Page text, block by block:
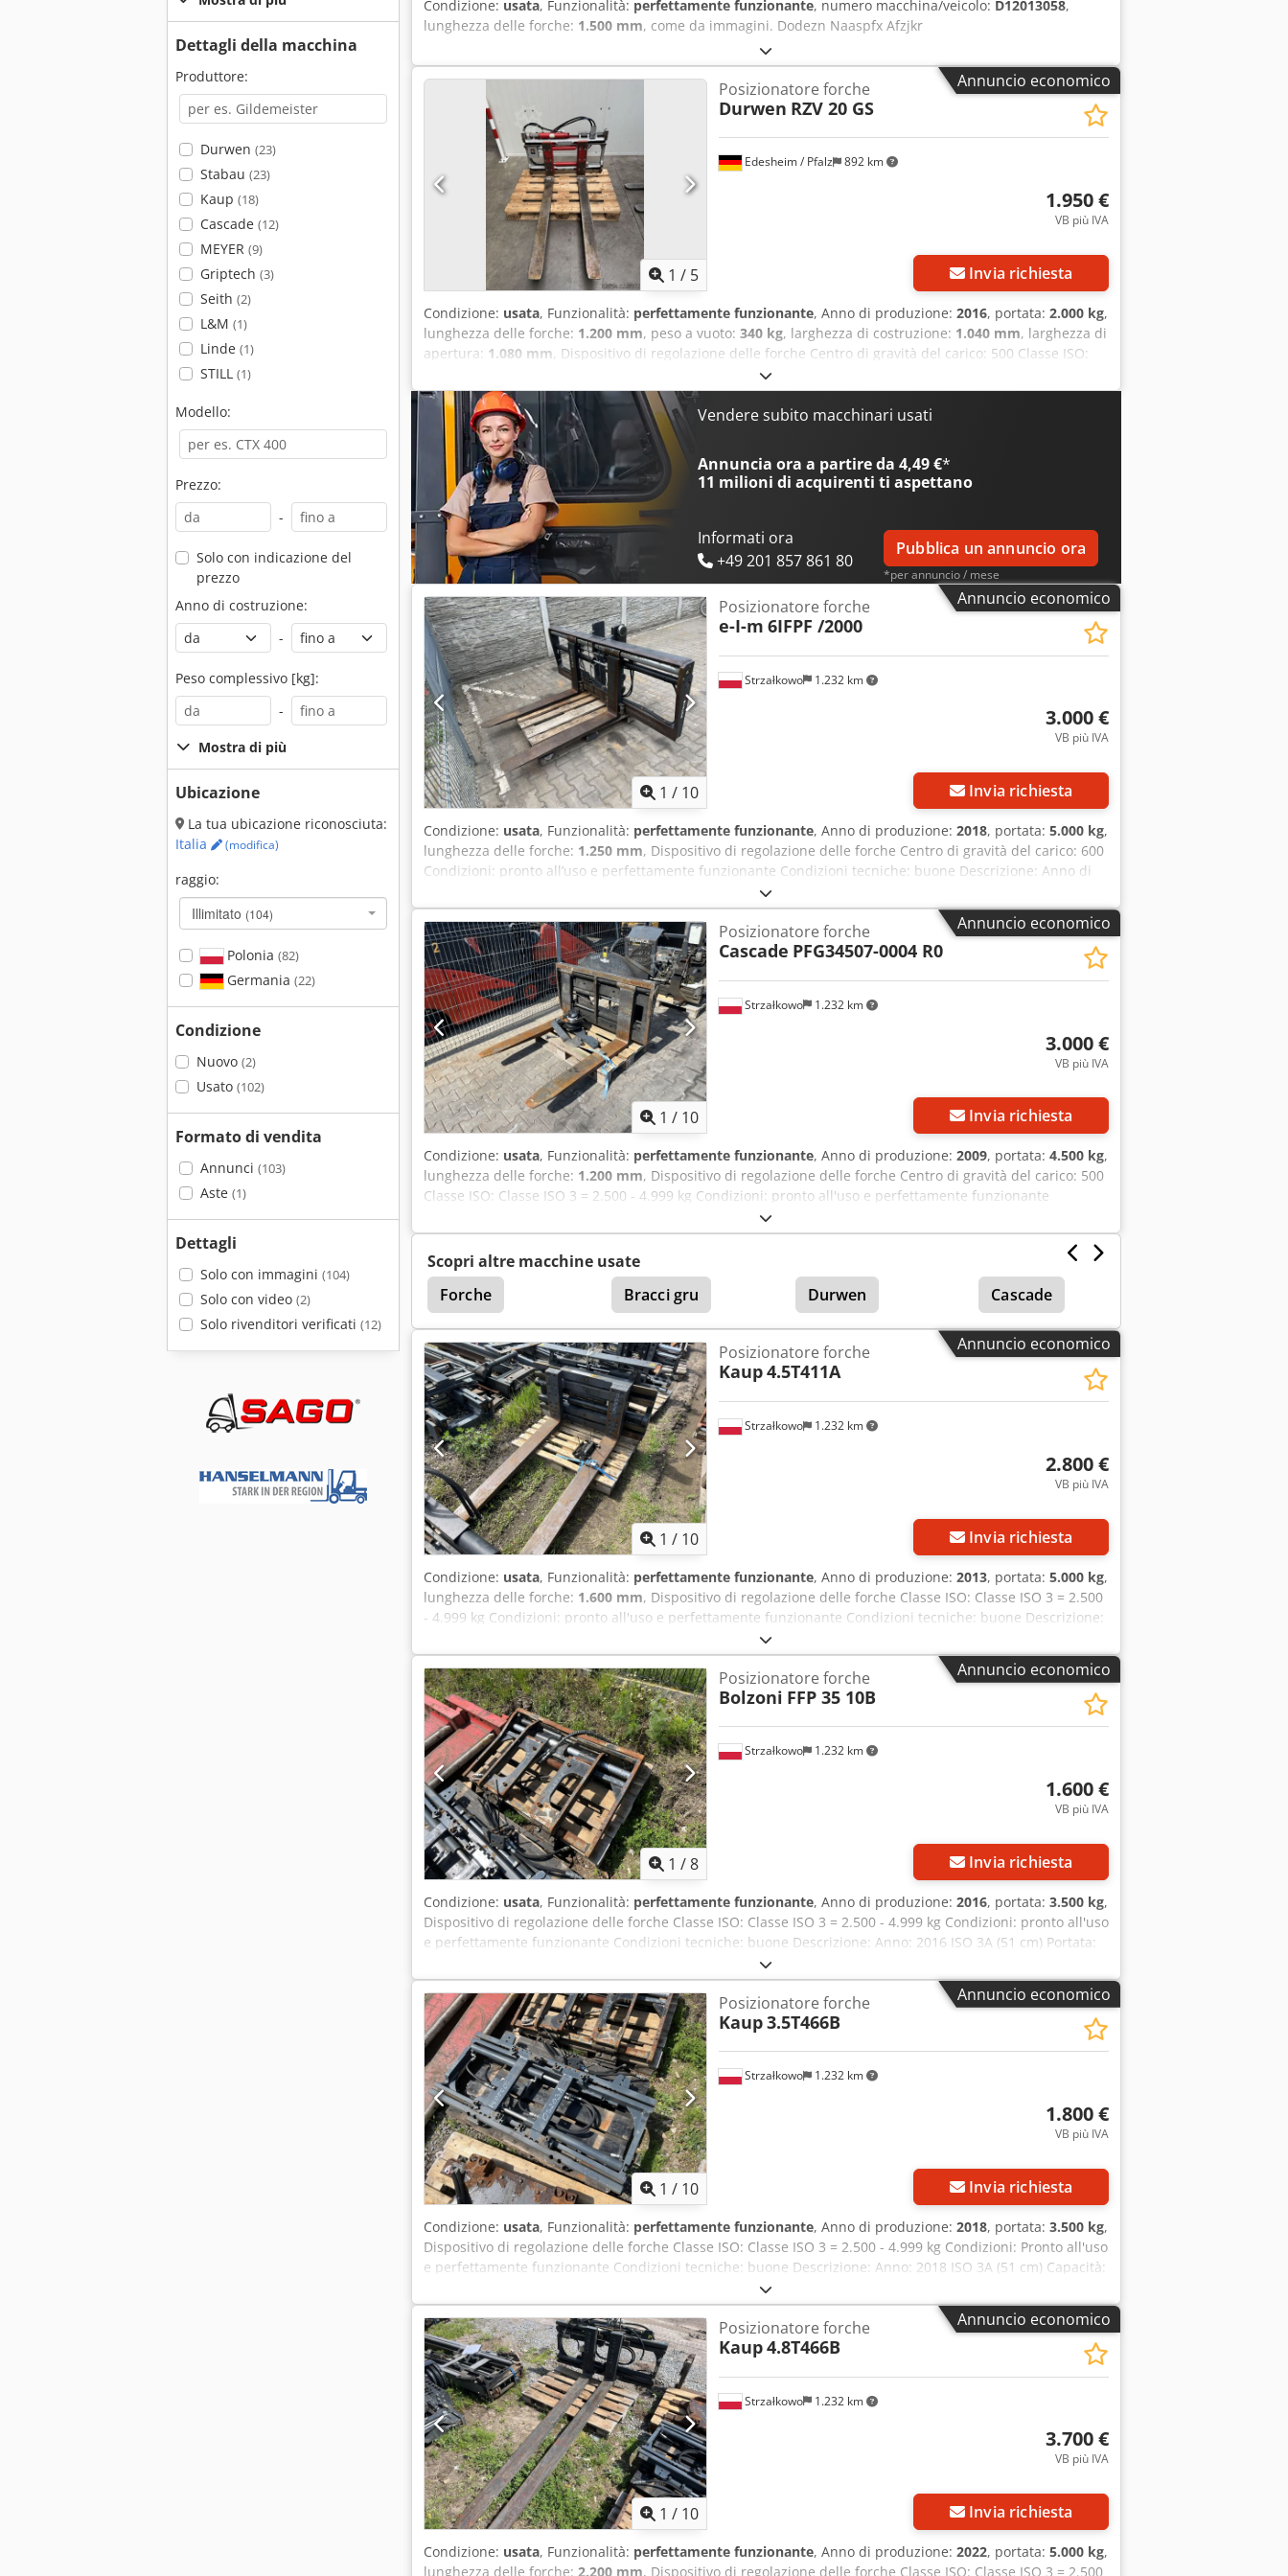
Dettagli della macchina
Produttore:
Durwen (23)
Stabau (23)
Kaup (18)
Cascade (12)
MEYER (9)
Griptech (3)
Seith (2)
L&M (1)
Linde (1)
STILL (1)
Modello:
Prezzo:
-
Solo con indicazione del
prezzo
Anno di costruzione:
-
Peso complessivo [kg]:
-
Mostra di più
Ubicazione
La tua ubicazione riconosciuta:
Italia
(modifica)
raggio:
Illimitato (104)
Polonia (82)
Germania (22)
Condizione
Nuovo (2)
Usato (102)
Formato di vendita
Annunci (103)
Aste (1)
Dettagli
Solo con immagini (104)
Solo con video (2)
Solo rivenditori verificati (12)
Condizione: usata, Funzionalità: perfettamente funzionante, numero macchina/veicolo: D12013058,
lunghezza delle forche: 1.500 mm, come da immagini. Dodezn Naaspfx Afzjkr
Annuncio economico
1 / 5
Edesheim / Pfalz 892 km
Posizionatore forche
Durwen RZV 20 GS
1.950 €
VB più IVA
Invia richiesta
Condizione: usata, Funzionalità: perfettamente funzionante, Anno di produzione: 2016, portata: 2.000 kg,
lunghezza delle forche: 1.200 mm, peso a vuoto: 340 kg, larghezza di costruzione: 1.040 mm, larghezza di
apertura: 1.080 mm, Dispositivo di regolazione delle forche Centro di gravità del carico: 500 Classe ISO:
Classe ISO 2 = 1.000 - 2.500 kg Condizioni: pronto all'uso e perfettamente funzionante Condizioni tecniche:
buone Dedpfszhp A Ujx Afzjkr Descrizione: per ulteriori informazioni, non esitate a contattarci. Oltre a
questo modello, abbiamo in magazzino circa 150 altri mezzi di movimentazione materiali. Consultate il
nostro sito web Fleischmann-Fördertechnik per maggiori informazioni. Saremo lieti di fornirvi un
preventivo per il leasing e il finanziamento, nonché per la consegna a condizioni vantaggiose. È possibile
anche la permuta di apparecchiature Linde, anche senza acquistarne uno da noi. Le ore di
funzionamento indicate sono state rilevate alla data di pubblicazione dell'annuncio. Salvo vendita
anticipata, modifiche ed errori. Lunghezza delle forche: 1200 mm
Vendere subito macchinari usati
Annuncia ora a partire da 4,49 €*
11 milioni di acquirenti ti aspettano
Informati ora
+49 201 857 861 80
Pubblica un annuncio ora
*per annuncio / mese
Annuncio economico
1 / 10
Strzałkowo 1.232 km
Posizionatore forche
e-I-m 6IFPF /2000
3.000 €
VB più IVA
Invia richiesta
Condizione: usata, Funzionalità: perfettamente funzionante, Anno di produzione: 2018, portata: 5.000 kg,
lunghezza delle forche: 1.250 mm, Dispositivo di regolazione delle forche Centro di gravità del carico: 600
Condizioni: pronto all’uso e perfettamente funzionante Condizioni tecniche: buone Descrizione: Anno di
fabbricazione: 2018 Capacità: 5000 kg Sistema di traslazione laterale Apertura: 115-1615 mm Dkjdpfxozl Iv
Uj Afzer Larghezza: 2000 mm Lunghezza forche: 1250 mm Codice identificativo: OS2079
Annuncio economico
1 / 10
Strzałkowo 1.232 km
Posizionatore forche
Cascade PFG34507-0004 R0
3.000 €
VB più IVA
Invia richiesta
Condizione: usata, Funzionalità: perfettamente funzionante, Anno di produzione: 2009, portata: 4.500 kg,
lunghezza delle forche: 1.200 mm, Dispositivo di regolazione delle forche Centro di gravità del carico: 500
Classe ISO: Classe ISO 3 = 2.500 - 4.999 kg Condizioni: pronto all'uso e perfettamente funzionante
Condizioni tecniche: buone Descrizione: anno 2009, ISO 3A (51 cm), capacità 4500 kg, rotatore a 360°,
apertura 300-1170 mm, larghezza 1280 mm, forche 1200 mm, ID OS2061. Djdpfx Afezl It Tozekr
Scopri altre macchine usate
Forche
Bracci gru Durwen Cascade
Annuncio economico
1 / 10
Strzałkowo 1.232 km
Posizionatore forche
Kaup4.5T411A
2.800 €
VB più IVA
Invia richiesta
Condizione: usata, Funzionalità: perfettamente funzionante, Anno di produzione: 2013, portata: 5.000 kg,
lunghezza delle forche: 1.600 mm, Dispositivo di regolazione delle forche Classe ISO: Classe ISO 3 = 2.500
- 4.999 kg Condizioni: pronto all'uso e perfettamente funzionante Condizioni tecniche: buone Descrizione:
Dksdpfx Ajzllw Asfzsr Anno: 2013 ISO 3A (51 cm) Portata: 5000 kg come pinza, 3500 kg Traslatore laterale
Apertura: 250-1650 mm Larghezza: 1330 mm Lunghezza forche: 1600 mm Codice identificativo: OS2040
Annuncio economico
1 /8
Strzałkowo 1.232 km
Posizionatore forche
Bolzoni FFP 35 10B
1.600 €
VB più IVA
Invia richiesta
Condizione: usata, Funzionalità: perfettamente funzionante, Anno di produzione: 2016, portata: 3.500 kg,
Dispositivo di regolazione delle forche Classe ISO: Classe ISO 3 = 2.500 - 4.999 kg Condizioni: pronto all'uso
e perfettamente funzionante Condizioni tecniche: buone Descrizione: Anno: 2016 ISO 3A (51 cm) Portata:
3500 kg Dedpfx Afszllwcezjkr Traslatore laterale Apertura: 365-960 mm Larghezza: 1100 mm Codice
identificativo: OS2032
Annuncio economico
1 / 10
Strzałkowo 1.232 km
Posizionatore forche
Kaup3.5T466B
1.800 €
VB più IVA
Invia richiesta
Condizione: usata, Funzionalità: perfettamente funzionante, Anno di produzione: 2018, portata: 3.500 kg,
Dispositivo di regolazione delle forche Classe ISO: Classe ISO 3 = 2.500 - 4.999 kg Condizioni: Pronto all'uso
e perfettamente funzionante Condizioni tecniche: buone Descrizione: Anno: 2018 ISO 3A (51 cm) Capacità:
3500 kg Traslatore laterale Apertura: 320-1320 mm Larghezza: 1350 mm Codice identificativo: OS2031
Dkodpfxszllv Ss Afzjr
Annuncio economico
1 / 10
Strzałkowo 1.232 km
Posizionatore forche
Kaup4.8T466B
3.700 €
VB più IVA
Invia richiesta
Condizione: usata, Funzionalità: perfettamente funzionante, Anno di produzione: 2022, portata: 5.000 kg,
lunghezza delle forche: 2.200 mm, Dispositivo di regolazione delle forche Classe ISO: Classe ISO 3 = 2.500